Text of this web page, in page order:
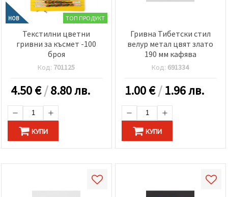
НОВ ТОП ПРОДУКТ
Текстилни цветни
гривни за късмет -100
броя
Код: 701125
4.50€/8.80 лв.
КУПИ
Гривна Тибетски стил
велур метал цвят злато
190 мм кафява
Код: 691334
1.00€/1.96 лв.
КУПИ